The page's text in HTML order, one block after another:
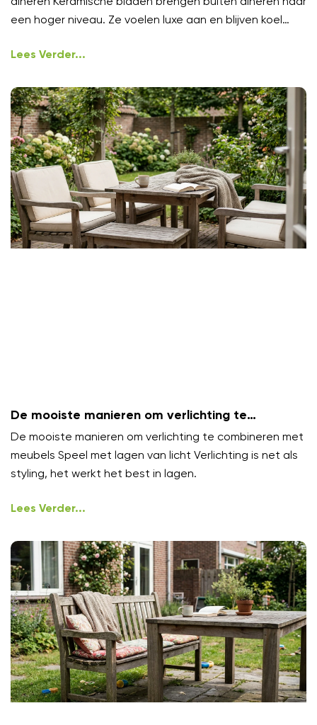
een hoger niveau. Ze voelen luxe aan en blijven koel
Lees Verder...
De mooiste manieren om verlichting te
combineren met meubels
De mooiste manieren om verlichting te combineren met
meubels Speel met lagen van licht Verlichting is net als
styling, het werkt het best in lagen.
Lees Verder...